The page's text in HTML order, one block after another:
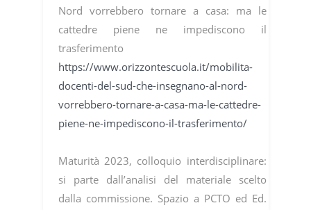
Nord vorrebbero tornare a casa: ma le
cattedre piene ne impediscono il
trasferimento
https://www.orizzontescuola.it/mobilita-
docenti-del-sud-che-insegnano-al-nord-
vorrebbero-tornare-a-casa-ma-le-cattedre-
piene-ne-impediscono-il-trasferimento/
Maturità 2023, colloquio interdisciplinare:
si parte dall’analisi del materiale scelto
dalla commissione. Spazio a PCTO ed Ed.